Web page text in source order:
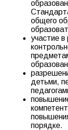
общего
участие в
детьми,
порядке.